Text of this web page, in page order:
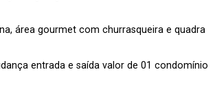
área gourmet com churrasqueira e quadra
entrada e saída valor de 01 condomínio